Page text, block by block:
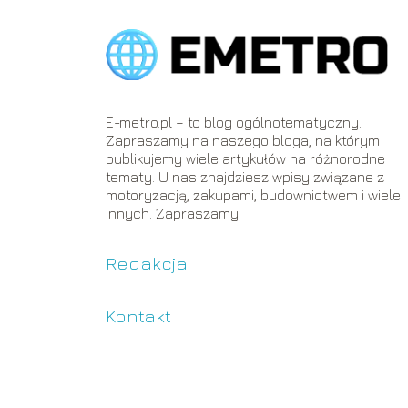
E-metro.pl – to blog ogólnotematyczny.
Zapraszamy na naszego bloga, na którym
publikujemy wiele artykułów na różnorodne
tematy. U nas znajdziesz wpisy związane z
motoryzacją, zakupami, budownictwem i wiele
innych. Zapraszamy!
Redakcja
Kontakt